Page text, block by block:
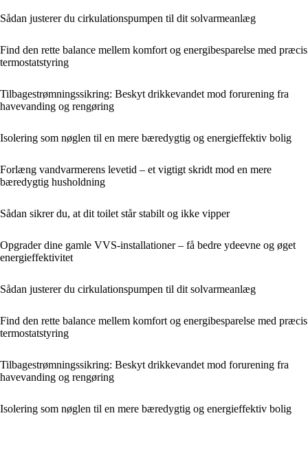
Sådan justerer du cirkulationspumpen til dit solvarmeanlæg
Find den rette balance mellem komfort og energibesparelse med præcis
termostatstyring
Tilbagestrømningssikring: Beskyt drikkevandet mod forurening fra
havevanding og rengøring
Isolering som nøglen til en mere bæredygtig og energieffektiv bolig
Forlæng vandvarmerens levetid – et vigtigt skridt mod en mere
bæredygtig husholdning
Sådan sikrer du, at dit toilet står stabilt og ikke vipper
Opgrader dine gamle VVS-installationer – få bedre ydeevne og øget
energieffektivitet
Sådan justerer du cirkulationspumpen til dit solvarmeanlæg
Find den rette balance mellem komfort og energibesparelse med præcis
termostatstyring
Tilbagestrømningssikring: Beskyt drikkevandet mod forurening fra
havevanding og rengøring
Isolering som nøglen til en mere bæredygtig og energieffektiv bolig